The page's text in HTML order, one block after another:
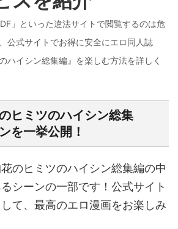
」といった違法サイトで閲覧するのは危
公式サイトでお得に安全にエロ同人誌
ハイシン総集編』を楽しむ方法を詳しく
ヒミツのハイシン総集
を一挙公開！
のヒミツのハイシン総集編の中
シーンの一部です！公式サイト
て、最高のエロ漫画をお楽しみ